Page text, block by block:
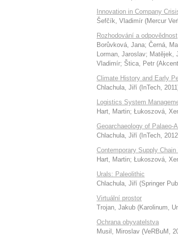
Innovation in Company
Šefčík, Vladimír (Mercur
Rozhodování a odpovědnost
Borůvková, Jana; Černá,
Lorman, Jaroslav; Matějek,
Vladimír; Štica, Petr (
Climate History and Early
Chlachula, Jiří ( InTech, 2011
Logistics System
Hart, Martin; Łukoszová,
Geoarchaeology of Palaeo-
Chlachula, Jiří ( InTech, 2012
Contemporary Supply
Hart, Martin; Łukoszová,
Urals: Paleolithic
Chlachula, Jiří (Springer
Virtuální prostor
Trojan, Jakub (Karolinum,
Ochrana obyvatelstva
Musil, Miroslav (VeRBuM ,